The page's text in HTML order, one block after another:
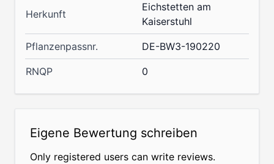
Herkunft
Eichstetten am
Kaiserstuhl
Pflanzenpassnr. DE-BW3-190220
RNQP 0
Eigene Bewertung schreiben
Only registered users can write reviews.